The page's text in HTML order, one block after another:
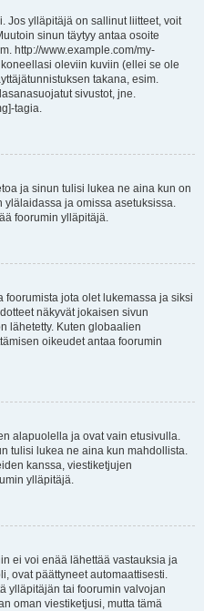
Jos ylläpitäjä on sallinut liitteet, voit
sinun täytyy antaa osoite
http://www.example.com/my-
oleviin kuviin (ellei se ole
takana, esim.
sivustot, jne.
tagia.
ja sinun tulisi lukea ne aina kun on
ja omissa asetuksissa.
foorumin ylläpitäjä.
foorumista jota olet lukemassa ja siksi
näkyvät jokaisen sivun
lähetetty. Kuten globaalien
oikeudet antaa foorumin
alapuolella ja ovat vain etusivulla.
tulisi lukea ne aina kun mahdollista.
kanssa, viestiketjujen
ylläpitäjä.
ei voi enää lähettää vastauksia ja
ovat päättyneet automaattisesti.
ylläpitäjän tai foorumin valvojan
oman viestiketjusi, mutta tämä